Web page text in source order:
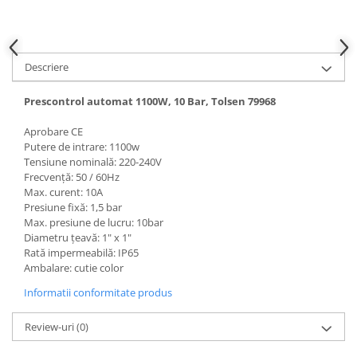
Consumabile
Hota tavan
Hote cupolare
Hote decorative
Hote insula
Hote telescopice
Hote traditionale
Masini de Spalat Rufe & Uscatoare
Accesorii masini de spalat &
uscatoare
Masini automate de spalat rufe
Masini de spalat rufe cu uscator
Uscatoare de rufe
Descriere
Prescontrol automat 1100W, 10 Bar, Tolsen 79968
Aprobare CE
Putere de intrare: 1100w
Tensiune nominală: 220-240V
Frecvență: 50 / 60Hz
Max. curent: 10A
Presiune fixă: 1,5 bar
Max. presiune de lucru: 10bar
Diametru țeavă: 1" x 1"
Rată impermeabilă: IP65
Ambalare: cutie color
Informatii conformitate produs
Review-uri(0)